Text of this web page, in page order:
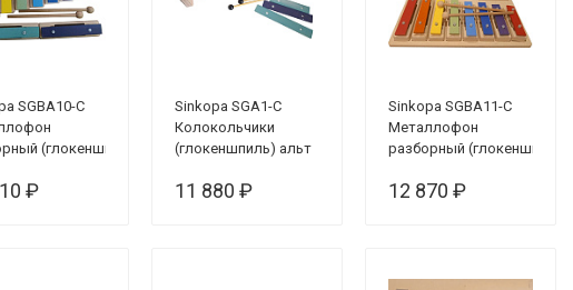
SGBA10-C
(глокеншпиль)
цветной
₽
Sinkopa SGA1-C
Колокольчики
(глокеншпиль) альт
дополнительных,
11 880 ₽
Sinkopa SGBA11-C
Металлофон
разборный (глокеншпиль)
полутона, цветной, в
12 870 ₽